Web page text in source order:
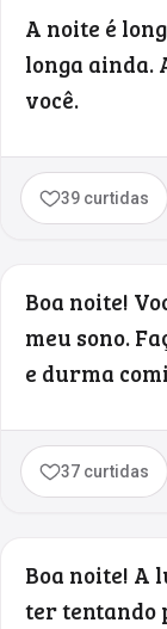
A noite é
longa ainda.
você.
39 curtidas
Boa noite!
meu sono.
e durma
37 curtidas
Boa noite! A
ter tentando